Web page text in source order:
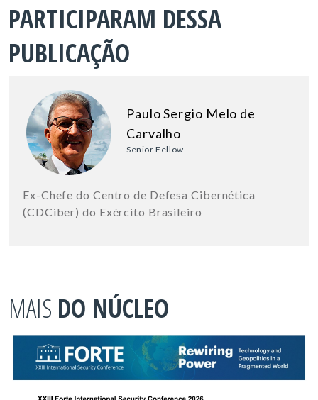
PARTICIPARAM DESSA
PUBLICAÇÃO
Paulo Sergio Melo de
Carvalho
Senior Fellow
Ex-Chefe do Centro de Defesa Cibernética
(CDCiber) do Exército Brasileiro
MAIS DO NÚCLEO